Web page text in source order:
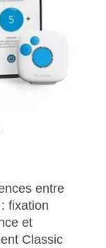
entre
fixation
et
Classic